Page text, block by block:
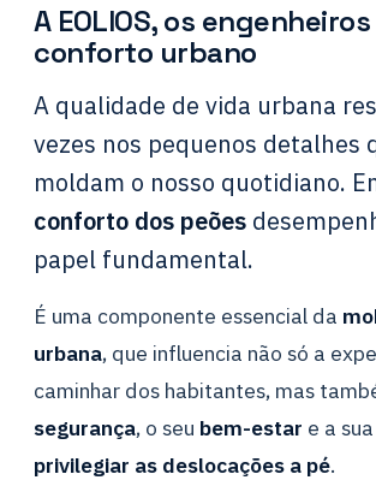
A EOLIOS, os
conforto urbano
A qualidade de vida urbana
vezes nos pequenos detalhes
moldam o nosso quotidiano.
conforto dos peões
papel fundamental.
É uma componente essencial da
urbana, que influencia não só a
caminhar dos habitantes, mas
segurança, o seu bem-estar e a
privilegiar as deslocações a pé.